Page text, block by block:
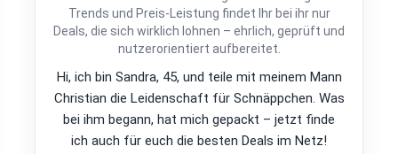
Trends und Preis-Leistung findet Ihr bei ihr nur
Deals, die sich wirklich lohnen – ehrlich, geprüft und
nutzerorientiert aufbereitet.
Hi, ich bin Sandra, 45, und teile mit meinem Mann
Christian die Leidenschaft für Schnäppchen. Was
bei ihm begann, hat mich gepackt – jetzt finde
ich auch für euch die besten Deals im Netz!